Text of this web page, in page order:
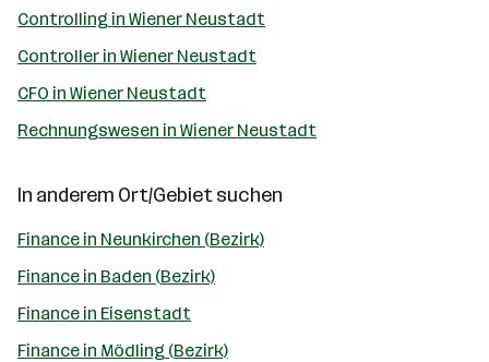
Controlling in Wiener Neustadt
Controller in Wiener Neustadt
CFO in Wiener Neustadt
Rechnungswesen in Wiener Neustadt
In anderem Ort/Gebiet suchen
Finance in Neunkirchen (Bezirk)
Finance in Baden (Bezirk)
Finance in Eisenstadt
Finance in Mödling (Bezirk)